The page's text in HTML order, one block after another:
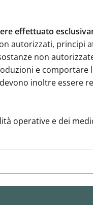
effettuato
autorizzati, principi
non
e comportare
inoltre essere
operative e dei